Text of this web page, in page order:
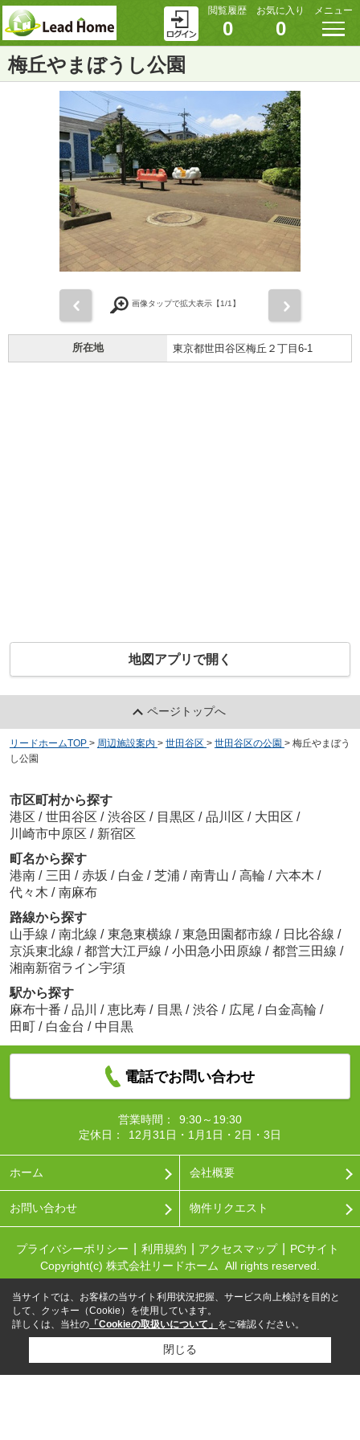
閲覧履歴
0
お気に入り
0
メニュー
梅丘やまぼうし公園
画像タップで拡大表示【1/1】
所在地 東京都世田谷区梅丘２丁目6-1
地図アプリで開く
ページトップへ
リードホームTOP > 周辺施設案内 > 世田谷区 > 世田谷区の公園 > 梅丘やまぼう
し公園
市区町村から探す
港区 / 世田谷区 / 渋谷区 / 目黒区 / 品川区 / 大田区 /
川崎市中原区 / 新宿区
町名から探す
港南 / 三田 / 赤坂 / 白金 / 芝浦 / 南青山 / 高輪 / 六本木 /
代々木 / 南麻布
路線から探す
山手線 / 南北線 / 東急東横線 / 東急田園都市線 / 日比谷線 /
京浜東北線 / 都営大江戸線 / 小田急小田原線 / 都営三田線 /
湘南新宿ライン宇須
駅から探す
麻布十番 / 品川 / 恵比寿 / 目黒 / 渋谷 / 広尾 / 白金高輪 /
田町 / 白金台 / 中目黒
電話でお問い合わせ
営業時間：
9:30～19:30
定休日：
12月31日・1月1日・2日・3日
ホーム 会社概要
お問い合わせ 物件リクエスト
プライバシーポリシー 利用規約 アクセスマップ
PCサイト
Copyright(c) 株式会社リードホーム All rights reserved.
当サイトでは、お客様の当サイト利用状況把握、サービス向上検討を目的と
して、クッキー（Cookie）を使用しています。
詳しくは、当社の 「Cookieの取扱いについて」 をご確認ください。
閉じる